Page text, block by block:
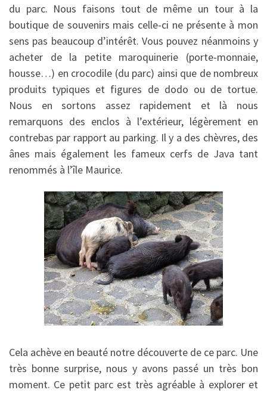
du parc. Nous faisons tout de même un tour à la
boutique de souvenirs mais celle-ci ne présente à mon
sens pas beaucoup d’intérêt. Vous pouvez néanmoins y
acheter de la petite maroquinerie (porte-monnaie,
housse…) en crocodile (du parc) ainsi que de nombreux
produits typiques et figures de dodo ou de tortue.
Nous en sortons assez rapidement et là nous
remarquons des enclos à l’extérieur, légèrement en
contrebas par rapport au parking. Il y a des chèvres, des
ânes mais également les fameux cerfs de Java tant
renommés à l’île Maurice.
Cela achève en beauté notre découverte de ce parc. Une
très bonne surprise, nous y avons passé un très bon
moment. Ce petit parc est très agréable à explorer et